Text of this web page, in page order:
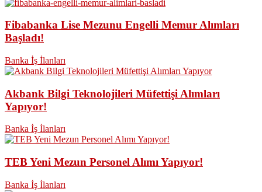
Fibabanka Lise Mezunu Engelli Memur Alımları
Başladı!
Banka İş İlanları
Akbank Bilgi Teknolojileri Müfettişi Alımları
Yapıyor!
Banka İş İlanları
TEB Yeni Mezun Personel Alımı Yapıyor!
Banka İş İlanları